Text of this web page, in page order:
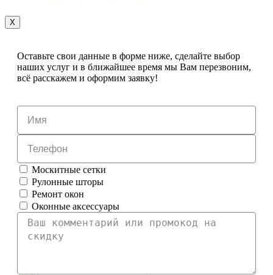
X
Оставьте свои данные в форме ниже, сделайте выбор
наших услуг и в ближайшее время мы Вам перезвоним,
всё расскажем и оформим заявку!
Москитные сетки
Рулонные шторы
Ремонт окон
Оконные аксессуары